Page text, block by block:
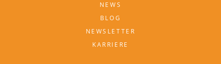
NEWS
BLOG
NEWSLETTER
KARRIERE